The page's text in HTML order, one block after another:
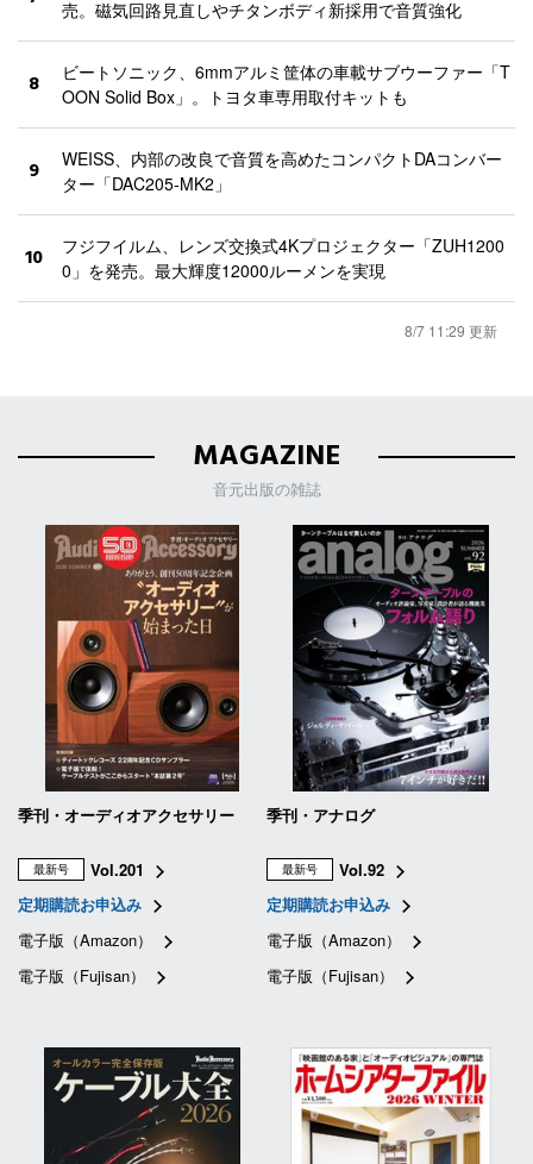
売。磁気回路見直しやチタンボディ新採用で音質強化
8
ビートソニック、6mmアルミ筐体の車載サブウーファー「T
OON Solid Box」。トヨタ車専用取付キットも
9
WEISS、内部の改良で音質を高めたコンパクトDAコンバー
ター「DAC205-MK2」
10
フジフイルム、レンズ交換式4Kプロジェクター「ZUH1200
0」を発売。最大輝度12000ルーメンを実現
8/7 11:29 更新
MAGAZINE
音元出版の雑誌
季刊・オーディオアクセサリー
最新号
Vol.201
定期購読お申込み
電子版（Amazon）
電子版（Fujisan）
季刊・アナログ
最新号
Vol.92
定期購読お申込み
電子版（Amazon）
電子版（Fujisan）